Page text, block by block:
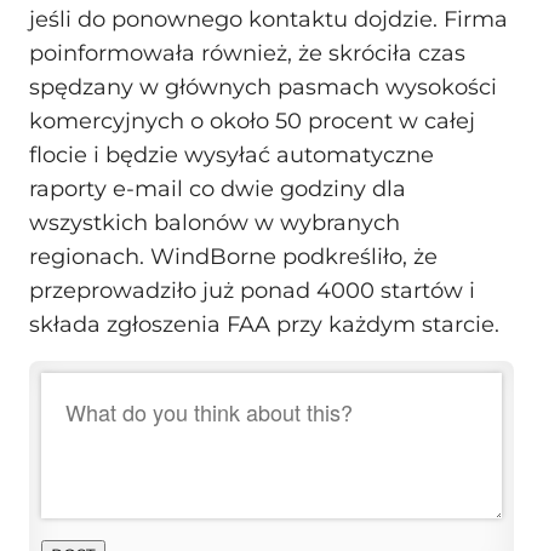
jeśli do ponownego kontaktu dojdzie. Firma
poinformowała również, że skróciła czas
spędzany w głównych pasmach wysokości
komercyjnych o około 50 procent w całej
flocie i będzie wysyłać automatyczne
raporty e-mail co dwie godziny dla
wszystkich balonów w wybranych
regionach. WindBorne podkreśliło, że
przeprowadziło już ponad 4000 startów i
składa zgłoszenia FAA przy każdym starcie.